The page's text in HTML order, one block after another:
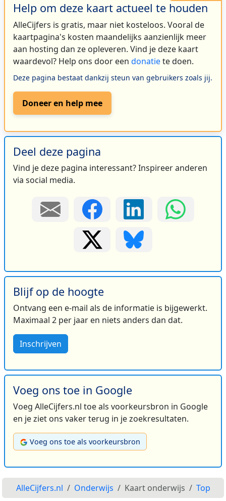
Help om deze kaart actueel te houden
AlleCijfers is gratis, maar niet kosteloos. Vooral de
kaartpagina's kosten maandelijks aanzienlijk meer
aan hosting dan ze opleveren. Vind je deze kaart
waardevol? Help ons door een donatiete doen.
Deze pagina bestaat dankzij steun van gebruikers zoals jij.
Doneer en help mee
Deel deze pagina
Vind je deze pagina interessant? Inspireer anderen
via social media.
Blijf op de hoogte
Ontvang een e-mail als de informatie is bijgewerkt.
Maximaal 2 per jaar en niets anders dan dat.
Inschrijven
Voeg ons toe in Google
Voeg AlleCijfers.nl toe als voorkeursbron in Google
en je ziet ons vaker terug in je zoekresultaten.
Voeg ons toe als voorkeursbron
AlleCijfers.nl Onderwijs Kaart onderwijs Top